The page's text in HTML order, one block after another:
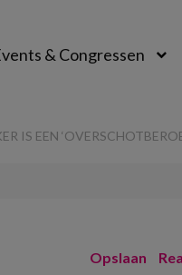
& Congressen
IS EEN
Opslaan